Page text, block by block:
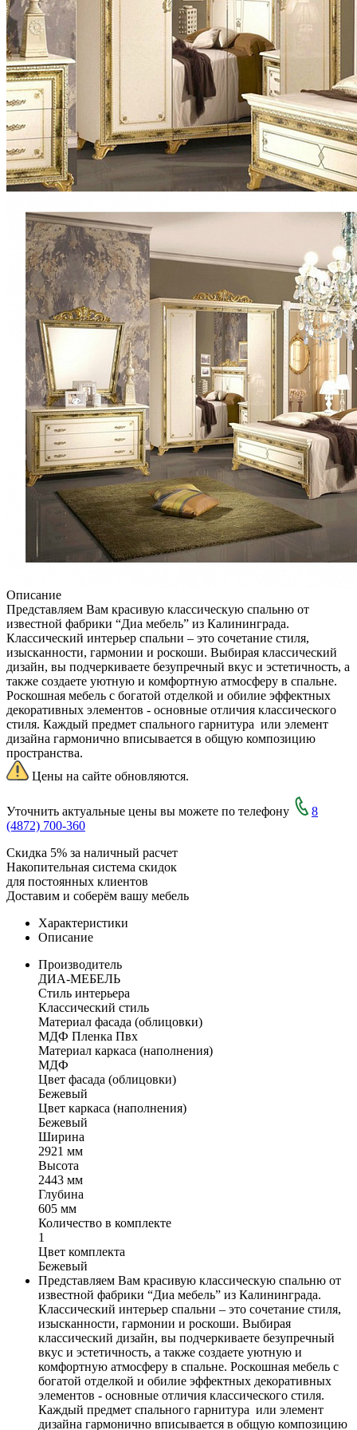
Описание
Представляем Вам красивую классическую спальню от
известной фабрики “Диа мебель” из Калининграда.
Классический интерьер спальни – это сочетание стиля,
изысканности, гармонии и роскоши. Выбирая классический
дизайн, вы подчеркиваете безупречный вкус и эстетичность, а
также создаете уютную и комфортную атмосферу в спальне.
Роскошная мебель с богатой отделкой и обилие эффектных
декоративных элементов - основные отличия классического
стиля. Каждый предмет спального гарнитура или элемент
дизайна гармонично вписывается в общую композицию
пространства.
Цены на сайте обновляются.
Уточнить актуальные цены вы можете по телефону
8
(4872) 700-360
Скидка 5% за наличный расчет
Накопительная система скидок
для постоянных клиентов
Доставим и соберём вашу мебель
Характеристики
Описание
Производитель
ДИА-МЕБЕЛЬ
Стиль интерьера
Классический стиль
Материал фасада (облицовки)
МДФ Пленка Пвх
Материал каркаса (наполнения)
МДФ
Цвет фасада (облицовки)
Бежевый
Цвет каркаса (наполнения)
Бежевый
Ширина
2921 мм
Высота
2443 мм
Глубина
605 мм
Количество в комплекте
1
Цвет комплекта
Бежевый
Представляем Вам красивую классическую спальню от
известной фабрики “Диа мебель” из Калининграда.
Классический интерьер спальни – это сочетание стиля,
изысканности, гармонии и роскоши. Выбирая
классический дизайн, вы подчеркиваете безупречный
вкус и эстетичность, а также создаете уютную и
комфортную атмосферу в спальне. Роскошная мебель с
богатой отделкой и обилие эффектных декоративных
элементов - основные отличия классического стиля.
Каждый предмет спального гарнитура или элемент
дизайна гармонично вписывается в общую композицию